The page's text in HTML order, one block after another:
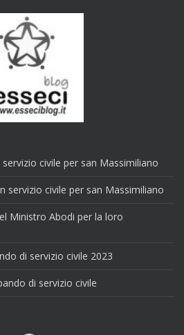
civile per san Massimiliano
servizio civile per san Massimiliano
Ministro Abodi per la loro
di servizio civile 2023
di servizio civile